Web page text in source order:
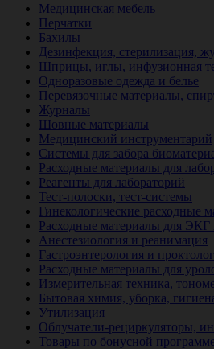
Медицинская мебель
Перчатки
Бахилы
Дезинфекция, стерилизация,
Шприцы, иглы, инфузионная
Одноразовые одежда и белье
Перевязочные материалы,
Журналы
Шовные материалы
Медицинский инструментарий
Системы для забора
Расходные материалы для
Реагенты для лабораторий
Тест-полоски, тест-системы
Гинекологические расходные
Расходные материалы для
Анестезиология и реанимация
Гастроэнтерология и
Расходные материалы для
Измерительная техника,
Бытовая химия, уборка,
Утилизация
Облучатели-рециркуляторы,
Товары по бонусной программе